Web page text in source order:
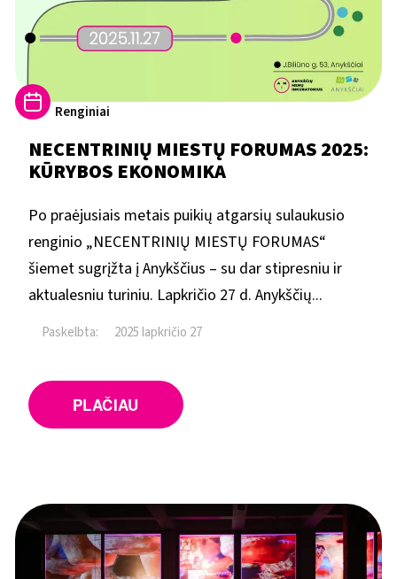
Renginiai
NECENTRINIŲ MIESTŲ FORUMAS 2025:
KŪRYBOS EKONOMIKA
Po praėjusiais metais puikių atgarsių sulaukusio
renginio „NECENTRINIŲ MIESTŲ FORUMAS“
šiemet sugrįžta į Anykščius – su dar stipresniu ir
aktualesniu turiniu. Lapkričio 27 d. Anykščių...
Paskelbta: 2025 lapkričio 27
PLAČIAU